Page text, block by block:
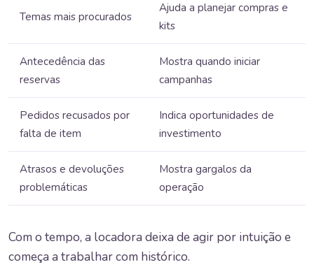
Temas mais procurados
Ajuda a planejar compras e
kits
Antecedência das
reservas
Mostra quando iniciar
campanhas
Pedidos recusados por
falta de item
Indica oportunidades de
investimento
Atrasos e devoluções
problemáticas
Mostra gargalos da
operação
Com o tempo, a locadora deixa de agir por intuição e
começa a trabalhar com histórico.